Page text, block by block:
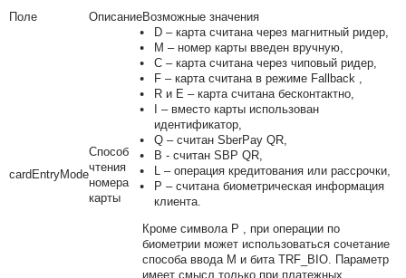
Поле ОписаниеВозможные значения
cardEntryMode
Способ
чтения
номера
карты
D – карта считана через магнитный ридер,
M – номер карты введен вручную,
C – карта считана через чиповый ридер,
F – карта считана в режиме Fallback ,
R и E – карта считана бесконтактно,
I – вместо карты использован
идентификатор,
Q – считан SberPay QR,
B - считан SBP QR,
L – операция кредитования или рассрочки,
P – считана биометрическая информация
клиента.
Кроме символа P , при операции по
биометрии может использоваться сочетание
способа ввода M и бита TRF_BIO. Параметр
имеет смысл только при платежных